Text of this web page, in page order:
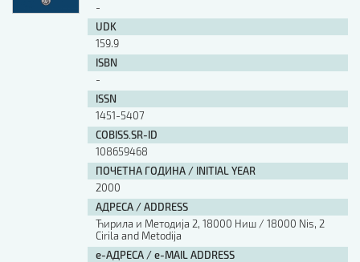
-
UDK
159.9
ISBN
-
ISSN
1451-5407
COBISS.SR-ID
108659468
ПОЧЕТНА ГОДИНА / INITIAL YEAR
2000
АДРЕСА / ADDRESS
Ћирила и Методија 2, 18000 Ниш / 18000 Nis, 2
Cirila and Metodija
е-АДРЕСА / e-MAIL ADDRESS